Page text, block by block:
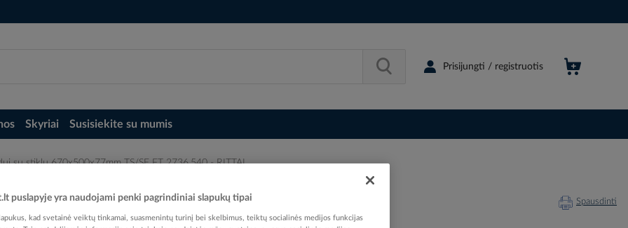
Prisijungti / registruotis
Skyriai Susisiekite su mumis
su stiklu 670x500x77mm TS/SE FT 2736.540 - RITTAL
SE FT 2736.540 - RITTAL Spausdinti
puslapyje yra naudojami penki pagrindiniai slapukų tipai
kad svetainė veiktų tinkamai, suasmenintų turinį bei skelbimus, teiktų socialinės medijos funkcijas